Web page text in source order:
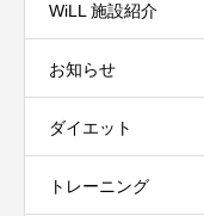
WiLL 施設紹介
お知らせ
ダイエット
トレーニング